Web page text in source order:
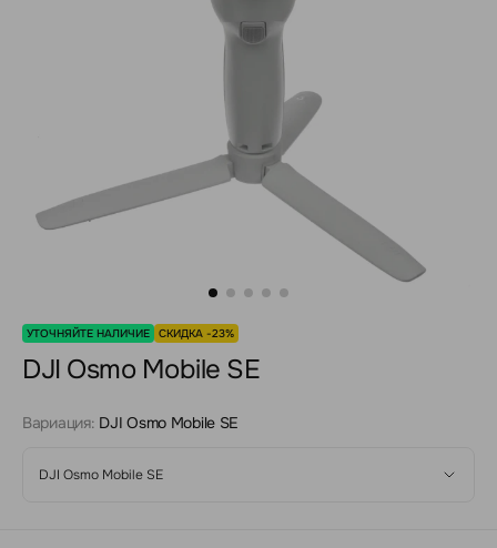
УТОЧНЯЙТЕ НАЛИЧИЕ СКИДКА -23%
DJI Osmo Mobile SE
Вариация: DJI Osmo Mobile SE
DJI Osmo Mobile SE